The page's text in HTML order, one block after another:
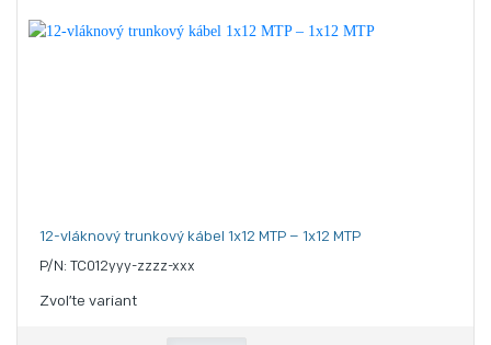
12-vláknový trunkový kábel 1x12 MTP – 1x12 MTP
P/N: TC012yyy-zzzz-xxx
Zvoľte variant